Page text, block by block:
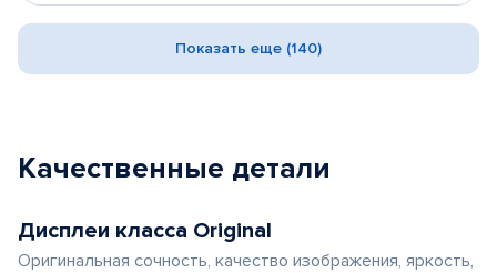
Показать еще (140)
Качественные детали
Дисплеи класса Original
Оригинальная сочность, качество изображения, яркость,